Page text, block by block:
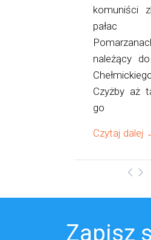
komuniści
należący
Czyżby aż
go
Czytaj dalej
Zapisz